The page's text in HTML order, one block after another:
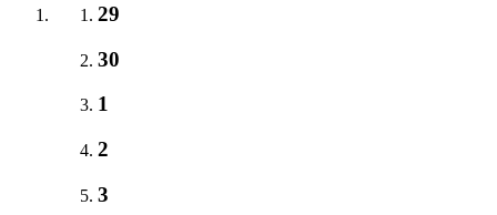
29
30
1
2
3